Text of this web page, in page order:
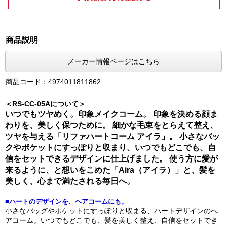
商品説明
メーカー情報ページはこちら
商品コード：4974011811862
＜RS-CC-05Aについて＞
いつでもツヤめく。印象メイクコーム。 印象を決める顔ま
わりを、美しく保つために。 細かな毛束をとらえて整え、
ツヤを与える「リファハートコーム アイラ」。 小さなバッ
クやポケットにすっぽりと収まり、いつでもどこでも、自
信をセットできるデザインに仕上げました。 使う方に愛が
来るように、と想いをこめた「Aira（アイラ）」と、髪を
美しく、心まで満たされる毎日へ。
■ハートのデザインを、ヘアコームにも。
小さなバッグやポケットにすっぽりと収まる、ハートデザインのへ
アコーム。いつでもどこでも、髪を美しく整え、自信をセットでき